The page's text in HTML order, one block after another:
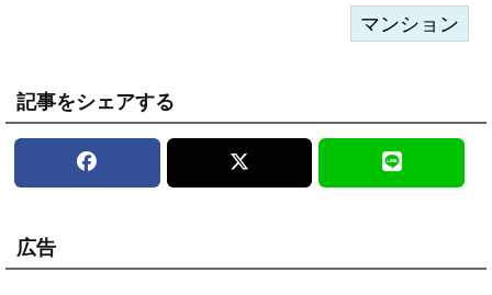
マンション
記事をシェアする
広告